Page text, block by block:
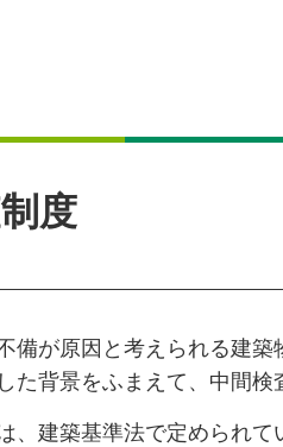
度
備が原因と考えられる建
た背景をふまえて、中間検
、建築基準法で定められ